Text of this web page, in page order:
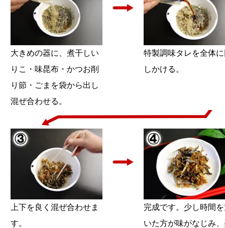
大きめの器に、煮干しい
りこ・味昆布・かつお削
り節・ごまを袋から出し
混ぜ合わせる。
特製調味タレを全体
しかける。
上下を良く混ぜ合わせま
す。
完成です。少し時間
いた方が味がなじみ